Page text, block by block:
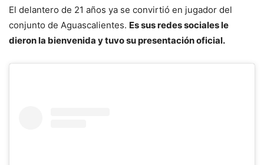
El delantero de 21 años ya se convirtió en jugador del
conjunto de Aguascalientes. Es sus redes sociales le
dieron la bienvenida y tuvo su presentación oficial.